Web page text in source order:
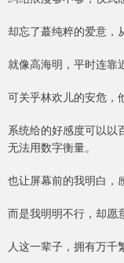
却忘了蕞纯粹的爱意，
就像高海明，平时连靠
可关乎林欢儿的安危，
系统给的好感度可以以
无法用数字衡量。
也让屏幕前的我明白，
而是我明明不行，却愿
人这一辈子，拥有万千